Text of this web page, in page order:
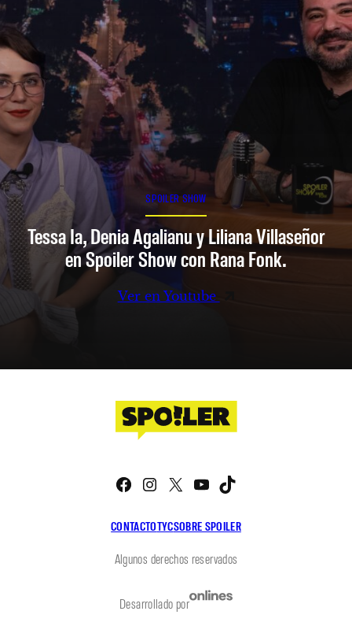
SPOILER SHOW
Tessa Ia, Denia Agalianu y Liliana Villaseñor
en Spoiler Show con Rana Fonk.
Ver en Youtube
CONTACTOTYCSOBRE SPOILER
Facebook
Instagram
X YouTube
Algunos derechos reservados
Desarrollado por